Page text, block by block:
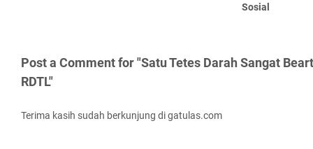
Sosial
Post a Comment for "Satu Tetes Darah Sangat
RDTL"
Terima kasih sudah berkunjung di gatulas.com